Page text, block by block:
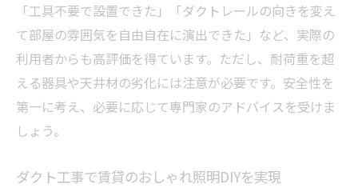
「工具不要で設置できた」「ダクトレールの向きを変え
て部屋の雰囲気を自由自在に演出できた」など、実際の
利用者からも高評価を得ています。ただし、耐荷重を超
える器具や天井材の劣化には注意が必要です。安全性を
第一に考え、必要に応じて専門家のアドバイスを受けま
しょう。
ダクト工事で賃貸のおしゃれ照明DIYを実現